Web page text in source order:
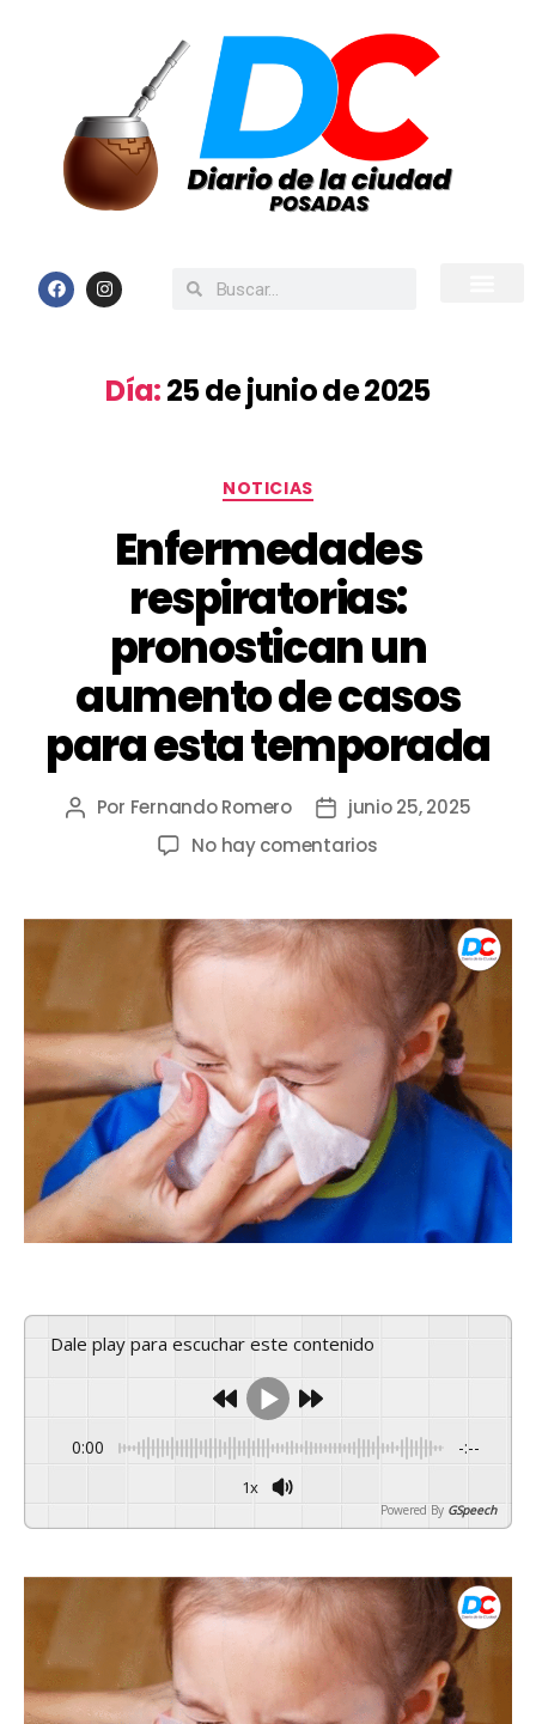
Día:25 de junio de 2025
NOTICIAS
Enfermedades
respiratorias:
pronostican un
aumento de casos
para esta temporada
Por Fernando Romero
junio 25, 2025
No hay comentarios
Dale play para escuchar este contenido
0:00 -:--
1x
Powered By GSpeech